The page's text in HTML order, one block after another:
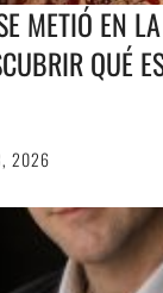
METIÓ EN
QUÉ
2026